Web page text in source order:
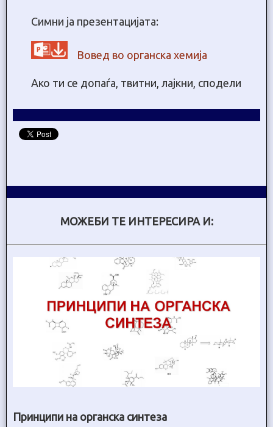
Симни ја презентацијата:
Вовед во органска хемија
Ако ти се допаѓа, твитни, лајкни, сподели
МОЖЕБИ ТЕ ИНТЕРЕСИРА И:
Принципи на органска синтеза